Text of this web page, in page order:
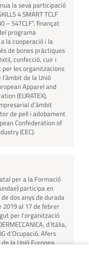
la seva participació
4 SMART TCLF
– S4TCLF”, finançat
programa
a la cooperació i la
de bones pràctiques
confecció, cuir i
les organitzacions
de la Unió
Apparel and
(EURATEX),
d’àmbit
de pell i adobament
Confederation of
(CEC).
per a la Formació
participa en
dos anys de durada
2019 al 17 de febrer
per l’organització
d’Itàlia,
d’Ocupació, Afers
la Unió Europea,